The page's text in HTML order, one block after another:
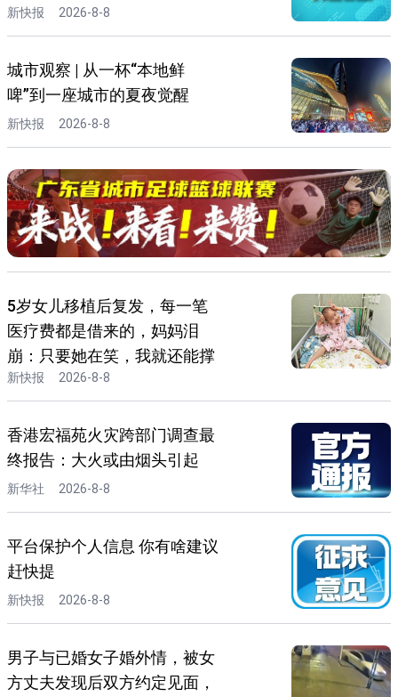
新快报 2026-8-8
城市观察 | 从一杯“本地鲜
啤”到一座城市的夏夜觉醒
新快报 2026-8-8
5岁女儿移植后复发，每一笔
医疗费都是借来的，妈妈泪
崩：只要她在笑，我就还能撑
新快报 2026-8-8
香港宏福苑火灾跨部门调查最
终报告：大火或由烟头引起
新华社 2026-8-8
平台保护个人信息 你有啥建议
赶快提
新快报 2026-8-8
男子与已婚女子婚外情，被女
方丈夫发现后双方约定见面，